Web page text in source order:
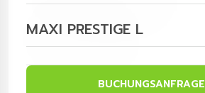
MAXI PRESTIGE L
BUCHUNGSANFRAGE